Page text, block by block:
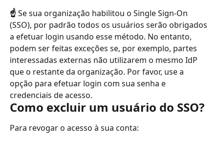
☝️ Se sua organização habilitou o Single Sign-On
(SSO), por padrão todos os usuários serão obrigados
a efetuar login usando esse método. No entanto,
podem ser feitas exceções se, por exemplo, partes
interessadas externas não utilizarem o mesmo IdP
que o restante da organização. Por favor, use a
opção para efetuar login com sua senha e
credenciais de acesso.
Como excluir um usuário do SSO?
Para revogar o acesso à sua conta: